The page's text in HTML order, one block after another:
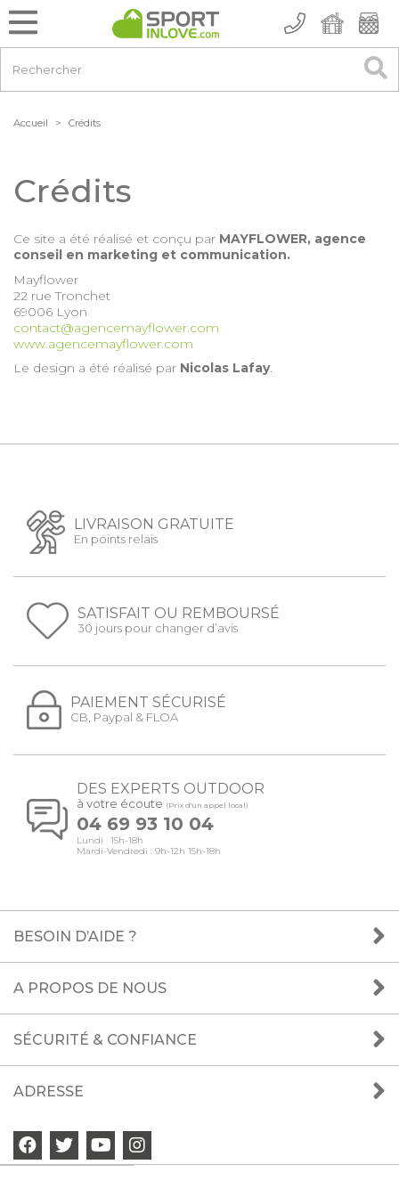
Accueil > Crédits
Crédits
Ce site a été réalisé et conçu par MAYFLOWER, agence
conseil en marketing et communication.
Mayflower
22 rue Tronchet
69006 Lyon
contact@agencemayflower.com
www.agencemayflower.com
Le design a été réalisé par Nicolas Lafay.
LIVRAISON GRATUITE
En points relais
SATISFAIT OU REMBOURSÉ
30 jours pour changer d’avis
PAIEMENT SÉCURISÉ
CB, Paypal & FLOA
DES EXPERTS OUTDOOR
à votre écoute (Prix d'un appel local)
04 69 93 10 04
Lundi : 15h-18h
Mardi-Vendredi : 9h-12h 15h-18h
BESOIN D’AIDE ?
A PROPOS DE NOUS
SÉCURITÉ & CONFIANCE
ADRESSE